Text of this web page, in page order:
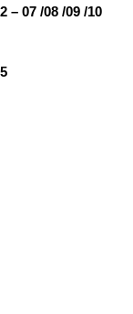
– 07 /08 /09 /10